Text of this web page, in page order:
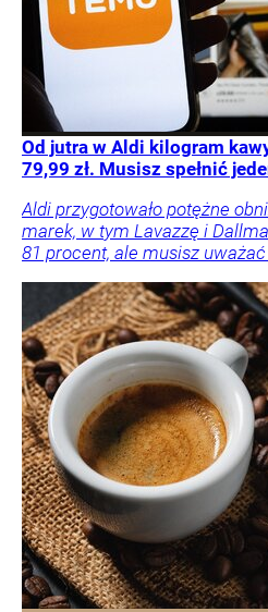
Od jutra w Aldi kilogram
79,99 zł. Musisz spełnić
Aldi przygotowało potężne
marek, w tym Lavazzę i
81 procent, ale musisz uważać